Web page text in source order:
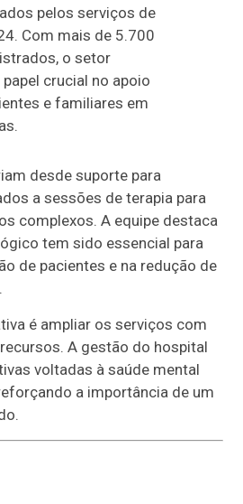
pelos serviços de
Com mais de 5.700
o setor
crucial no apoio
e familiares em
desde suporte para
a sessões de terapia para
complexos. A equipe destaca
tem sido essencial para
de pacientes e na redução de
é ampliar os serviços com
A gestão do hospital
voltadas à saúde mental
a importância de um